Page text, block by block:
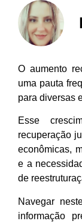
O aumento
uma pauta
para diversas
Esse
recuperação
econômicas,
e a
de
Navegar
informação